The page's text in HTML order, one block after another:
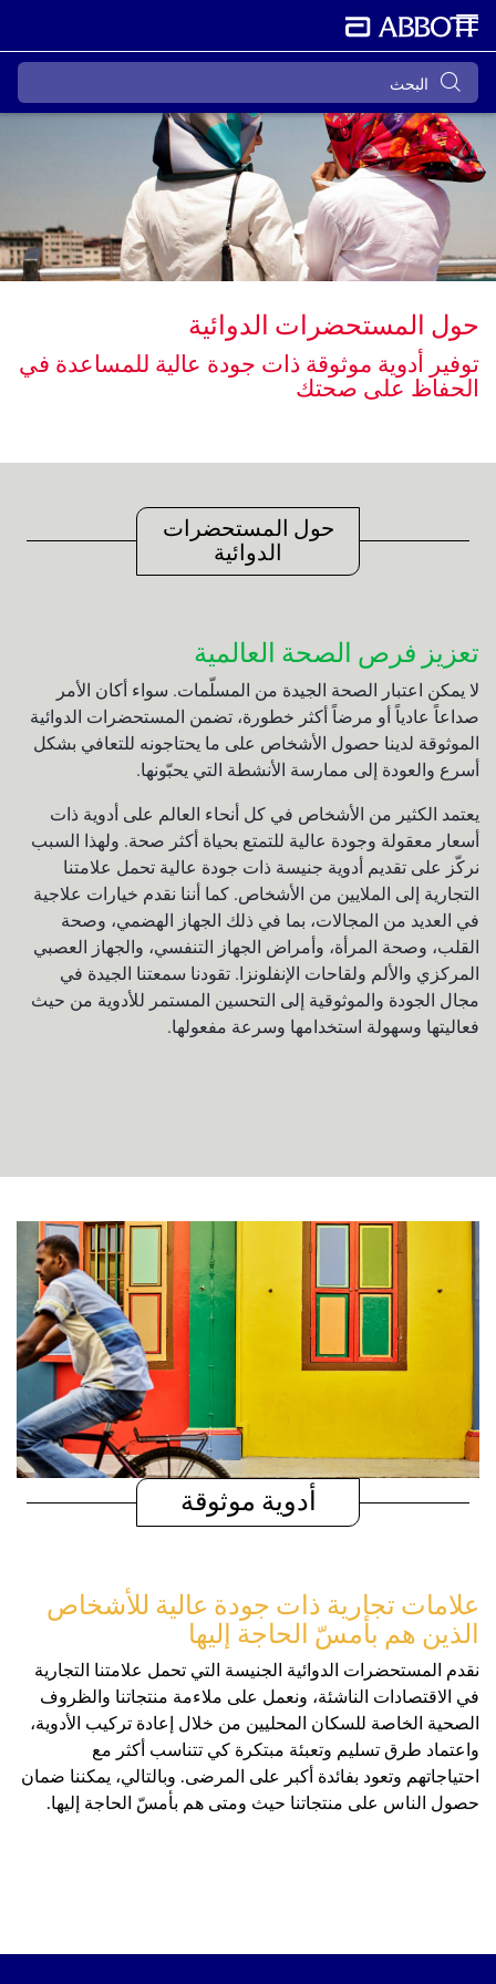
حول المستحضرات الدوائية
توفير أدوية موثوقة ذات جودة عالية للمساعدة في
الحفاظ على صحتك
حول المستحضرات
الدوائية
تعزيز فرص الصحة العالمية
لا يمكن اعتبار الصحة الجيدة من المسلّمات. سواء أكان الأمر
صداعاً عادياً أو مرضاً أكثر خطورة، تضمن المستحضرات الدوائية
الموثوقة لدينا حصول الأشخاص على ما يحتاجونه للتعافي بشكل
أسرع والعودة إلى ممارسة الأنشطة التي يحبّونها.
يعتمد الكثير من الأشخاص في كل أنحاء العالم على أدوية ذات
أسعار معقولة وجودة عالية للتمتع بحياة أكثر صحة. ولهذا السبب
نركّز على تقديم أدوية جنيسة ذات جودة عالية تحمل علامتنا
التجارية إلى الملايين من الأشخاص. كما أننا نقدم خيارات علاجية
في العديد من المجالات، بما في ذلك الجهاز الهضمي، وصحة
القلب، وصحة المرأة، وأمراض الجهاز التنفسي، والجهاز العصبي
المركزي والألم ولقاحات الإنفلونزا. تقودنا سمعتنا الجيدة في
مجال الجودة والموثوقية إلى التحسين المستمر للأدوية من حيث
فعاليتها وسهولة استخدامها وسرعة مفعولها.
أدوية موثوقة
علامات تجارية ذات جودة عالية للأشخاص
الذين هم بأمسّ الحاجة إليها
نقدم المستحضرات الدوائية الجنيسة التي تحمل علامتنا التجارية
في الاقتصادات الناشئة، ونعمل على ملاءمة منتجاتنا والظروف
الصحية الخاصة للسكان المحليين من خلال إعادة تركيب الأدوية،
واعتماد طرق تسليم وتعبئة مبتكرة كي تتناسب أكثر مع
احتياجاتهم وتعود بفائدة أكبر على المرضى. وبالتالي، يمكننا ضمان
حصول الناس على منتجاتنا حيث ومتى هم بأمسّ الحاجة إليها.